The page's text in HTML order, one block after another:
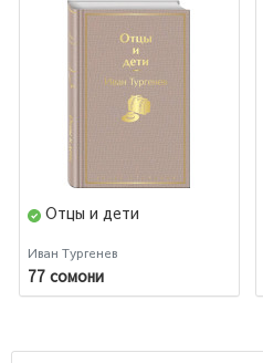
Отцы и дети
Иван Тургенев
77 сомони